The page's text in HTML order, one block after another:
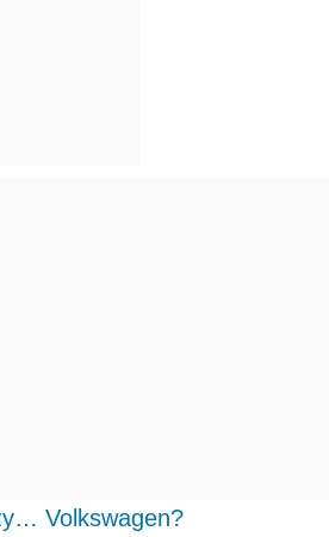
Volkswagen?